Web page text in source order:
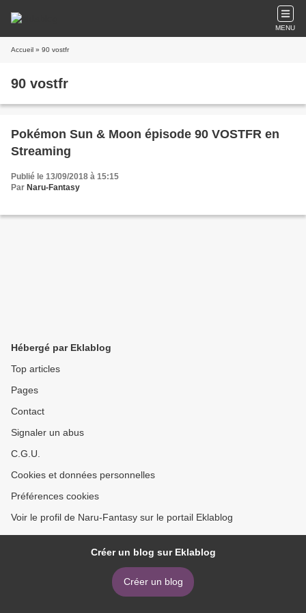
MENU
Accueil » 90 vostfr
90 vostfr
Pokémon Sun & Moon épisode 90 VOSTFR en
Streaming
Publié le 13/09/2018 à 15:15
Par Naru-Fantasy
Hébergé par Eklablog
Top articles
Pages
Contact
Signaler un abus
C.G.U.
Cookies et données personnelles
Préférences cookies
Voir le profil de Naru-Fantasy sur le portail Eklablog
Créer un blog sur Eklablog
Créer un blog